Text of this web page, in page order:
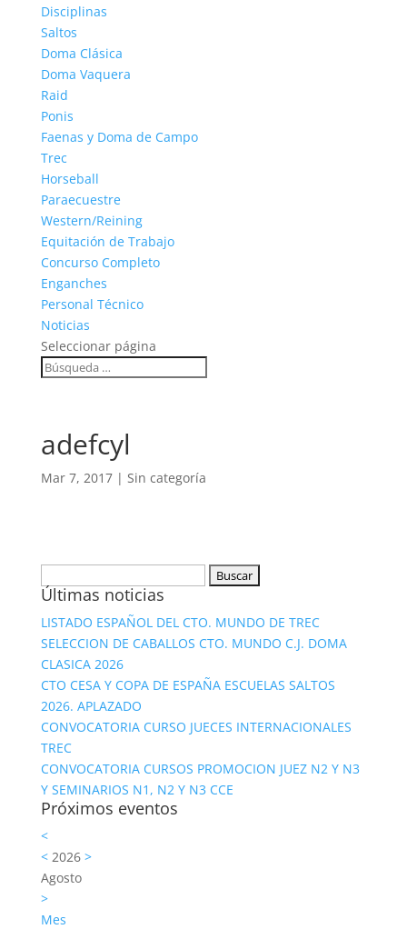
Disciplinas
Saltos
Doma Clásica
Doma Vaquera
Raid
Ponis
Faenas y Doma de Campo
Trec
Horseball
Paraecuestre
Western/Reining
Equitación de Trabajo
Concurso Completo
Enganches
Personal Técnico
Noticias
Seleccionar página
adefcyl
Mar 7, 2017| Sin categoría
Últimas noticias
LISTADO ESPAÑOL DEL CTO. MUNDO DE TREC
SELECCION DE CABALLOS CTO. MUNDO C.J. DOMA
CLASICA 2026
CTO CESA Y COPA DE ESPAÑA ESCUELAS SALTOS
2026. APLAZADO
CONVOCATORIA CURSO JUECES INTERNACIONALES
TREC
CONVOCATORIA CURSOS PROMOCION JUEZ N2 Y N3
Y SEMINARIOS N1, N2 Y N3 CCE
Próximos eventos
<
<2026 >
Agosto
>
Mes